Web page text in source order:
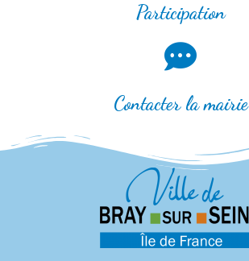
Participation
Contacter la mairie